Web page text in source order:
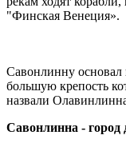
"Финская Венеция».
Савонлинну основал
большую крепость
назвали
Савонлинна - город